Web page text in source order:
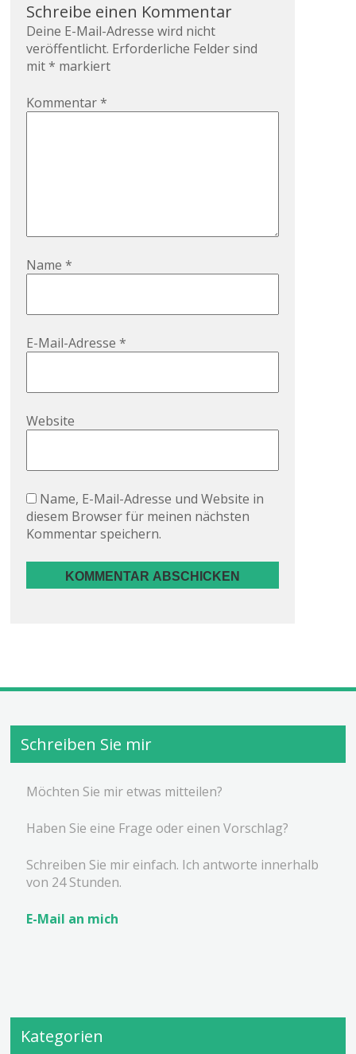
Schreibe einen Kommentar
Deine E-Mail-Adresse wird nicht
veröffentlicht. Erforderliche Felder sind
mit* markiert
Kommentar*
Name*
E-Mail-Adresse*
Website
Name, E-Mail-Adresse und Website in
diesem Browser für meinen nächsten
Kommentar speichern.
Schreiben Sie mir
Möchten Sie mir etwas mitteilen?
Haben Sie eine Frage oder einen Vorschlag?
Schreiben Sie mir einfach. Ich antworte innerhalb
von 24 Stunden.
E-Mail an mich
Kategorien